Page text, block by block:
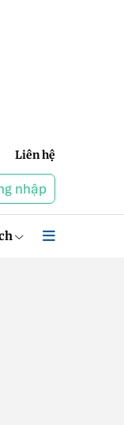
Liên hệ
nhập